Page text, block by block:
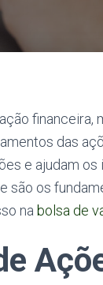
financeira,
das
e ajudam os
são os
na bolsa de